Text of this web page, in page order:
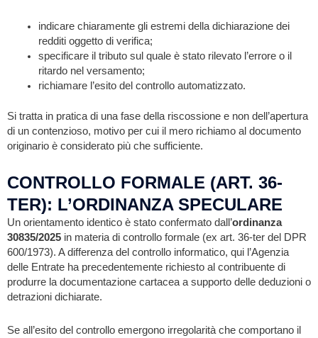
indicare chiaramente gli estremi della dichiarazione dei
redditi oggetto di verifica;
specificare il tributo sul quale è stato rilevato l’errore o il
ritardo nel versamento;
richiamare l’esito del controllo automatizzato.
Si tratta in pratica di una fase della riscossione e non dell’apertura
di un contenzioso, motivo per cui il mero richiamo al documento
originario è considerato più che sufficiente.
CONTROLLO FORMALE (ART. 36-
TER): L’ORDINANZA SPECULARE
Un orientamento identico è stato confermato dall’ordinanza
30835/2025 in materia di controllo formale (ex art. 36-ter del DPR
600/1973). A differenza del controllo informatico, qui l’Agenzia
delle Entrate ha precedentemente richiesto al contribuente di
produrre la documentazione cartacea a supporto delle deduzioni o
detrazioni dichiarate.
Se all’esito del controllo emergono irregolarità che comportano il